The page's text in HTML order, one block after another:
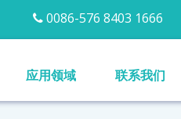
 0086-576 8403 1666
应用领域 联系我们